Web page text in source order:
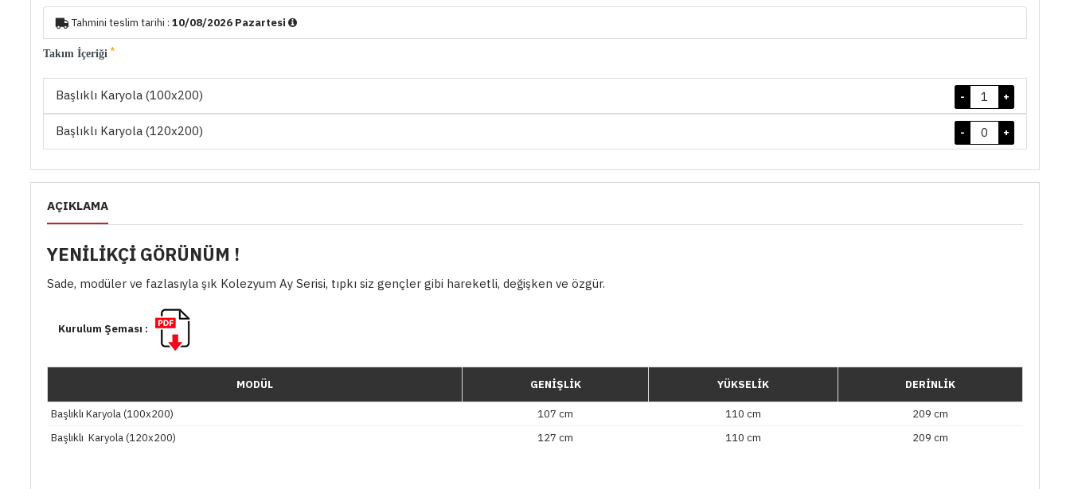
Tahmini teslim tarihi : 10/08/2026 Pazartesi
Takım İçeriği
Başlıklı Karyola (100x200) +
-
Başlıklı Karyola (120x200) +
-
AÇIKLAMA
YENİLİKÇİ GÖRÜNÜM !
Sade, modüler ve fazlasıyla şık Kolezyum Ay Serisi, tıpkı siz gençler gibi hareketli, değişken ve özgür.
Kurulum Şeması :
MODÜL GENİŞLİK YÜKSELİK DERİNLİK
Başlıklı Karyola (100x200) 107 cm 110 cm
209 cm
Başlıklı Karyola (120x200)
127 cm 110 cm 209 cm